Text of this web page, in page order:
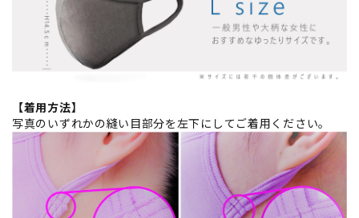
【着用方法】
写真のいずれかの縫い目部分を左下にしてご着用ください。